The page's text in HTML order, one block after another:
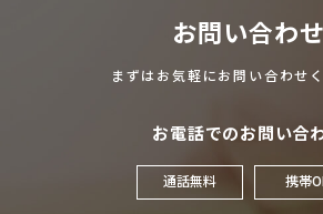
お問い合わせ
まずはお気軽にお問い合わせ
お電話でのお問い合
通話無料 携帯